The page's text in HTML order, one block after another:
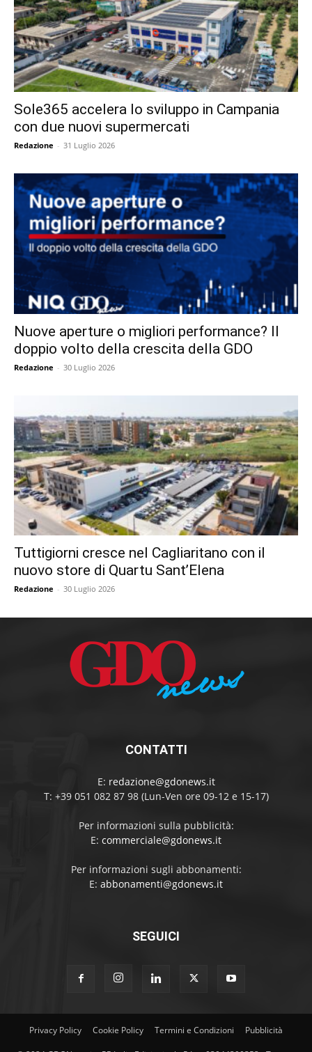
Sole365 accelera lo sviluppo in Campania
con due nuovi supermercati
Redazione - 31 Luglio 2026
Nuove aperture o migliori performance? Il
doppio volto della crescita della GDO
Redazione - 30 Luglio 2026
Tuttigiorni cresce nel Cagliaritano con il
nuovo store di Quartu Sant’Elena
Redazione - 30 Luglio 2026
CONTATTI
E: redazione@gdonews.it
T: +39 051 082 87 98 (Lun-Ven ore 09-12 e 15-17)
Per informazioni sulla pubblicità:
E: commerciale@gdonews.it
Per informazioni sugli abbonamenti:
E: abbonamenti@gdonews.it
SEGUICI
Privacy Policy Cookie Policy Termini e Condizioni Pubblicità